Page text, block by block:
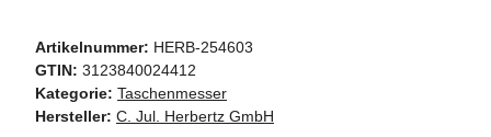
Artikelnummer: HERB-254603
GTIN: 3123840024412
Kategorie: Taschenmesser
Hersteller: C. Jul. Herbertz GmbH